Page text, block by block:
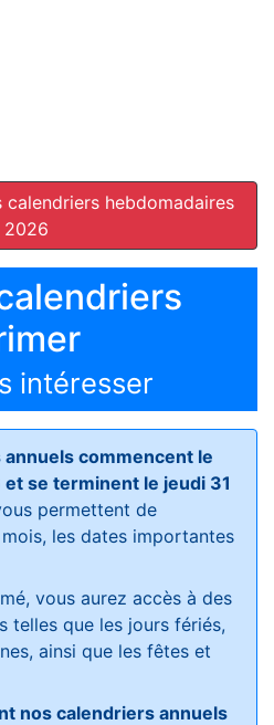
hebdomadaires
2026
intéresser
commencent le
se terminent le jeudi 31
permettent de
les dates importantes
vous aurez accès à des
telles que les jours fériés,
ainsi que les fêtes et
nos calendriers annuels